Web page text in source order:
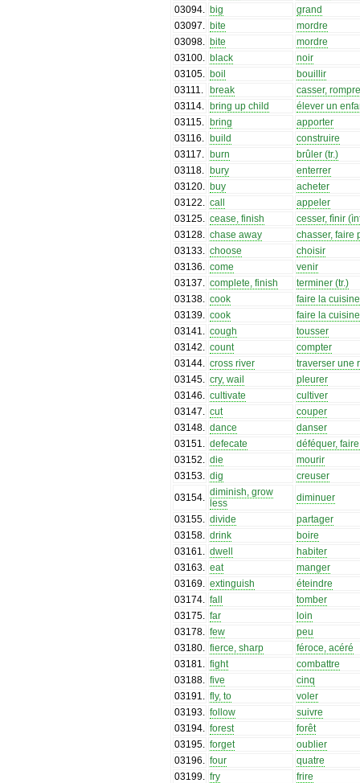
03094
big
grand
03097
bite
mordre
03098
bite
mordre
03100
black
noir
03105
boil
bouillir
03111
break
casser,
03114
bring up child
élever un
03115
bring
apporter
03116
build
construire
03117
burn
brûler (tr.)
03118
bury
enterrer
03120
buy
acheter
03122
call
appeler
03125
cease, finish
cesser, fìnir
03128
chase away
chasser, faire
03133
choose
choisir
03136
come
venir
03137
complete, finish
terminer (tr.)
03138
cook
faire la cuisine
03139
cook
faire la cuisine
03141
cough
tousser
03142
count
compter
03144
cross river
traverser une
03145
cry, wail
pleurer
03146
cultivate
cultiver
03147
cut
couper
03148
dance
danser
03151
defecate
déféquer,
03152
die
mourir
03153
dig
creuser
03154
diminish, grow
less
diminuer
03155
divide
partager
03158
drink
boire
03161
dwell
habiter
03163
eat
manger
03169
extinguish
éteindre
03174
fall
tomber
03175
far
loin
03178
few
peu
03180
fierce, sharp
féroce, acéré
03181
fight
combattre
03188
five
cinq
03191
fly, to
voler
03193
follow
suivre
03194
forest
forêt
03195
forget
oublier
03196
four
quatre
03199
fry
frire